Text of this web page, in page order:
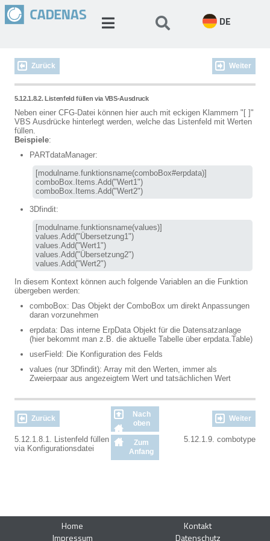
DE
Zurück Weiter
5.12.1.8.2. Listenfeld füllen via VBS-Ausdruck
Neben einer CFG-Datei können hier auch mit eckigen Klammern "[ ]"
VBS Ausdrücke hinterlegt werden, welche das Listenfeld mit Werten
füllen.
Beispiele:
PARTdataManager:
[modulname.funktionsname(comboBox#erpdata)]
comboBox.Items.Add("Wert1")
comboBox.Items.Add("Wert2")
3Dfindit:
[modulname.funktionsname(values)]
values.Add("Übersetzung1")
values.Add("Wert1")
values.Add("Übersetzung2")
values.Add("Wert2")
In diesem Kontext können auch folgende Variablen an die Funktion
übergeben werden:
comboBox: Das Objekt der ComboBox um direkt Anpassungen
daran vorzunehmen
erpdata: Das interne ErpData Objekt für die Datensatzanlage
(hier bekommt man z.B. die aktuelle Tabelle über erpdata.Table)
userField: Die Konfiguration des Felds
values (nur 3Dfindit): Array mit den Werten, immer als
Zweierpaar aus angezeigtem Wert und tatsächlichen Wert
Zurück
Nach
oben
Weiter
5.12.1.8.1. Listenfeld füllen
via Konfigurationsdatei
Zum
Anfang
5.12.1.9. combotype
Home
Kontakt
Impressum
Datenschutz